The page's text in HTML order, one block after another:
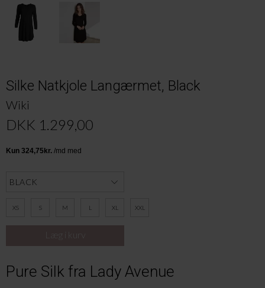
Silke Natkjole Langærmet, Black
Wiki
DKK 1.299,00
XS S M L XL XXL
Pure Silk fra Lady Avenue